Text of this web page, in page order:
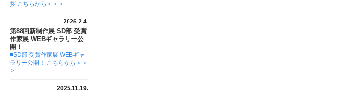
拶 こちらから＞＞＞
2026.2.4.
第88回新制作展 SD部 受賞
作家展 WEBギャラリー公
開！
■SD部 受賞作家展 WEBギャ
ラリー公開！ こちらから＞＞
＞
2025.11.19.